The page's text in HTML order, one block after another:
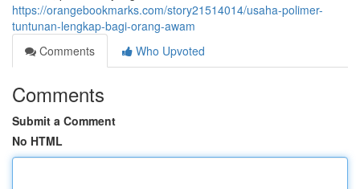
https://orangebookmarks.com/story21514014/usaha-polimer-
tuntunan-lengkap-bagi-orang-awam
Comments
Who Upvoted
Comments
Submit a Comment
No HTML